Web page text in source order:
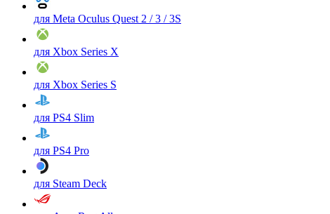
для Meta Oculus Quest 2 / 3 / 3S
для Xbox Series X
для Xbox Series S
для PS4 Slim
для PS4 Pro
для Steam Deck